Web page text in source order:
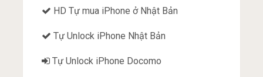
HD Tự mua iPhone ở Nhật Bản
Tự Unlock iPhone Nhật Bản
Tự Unlock iPhone Docomo